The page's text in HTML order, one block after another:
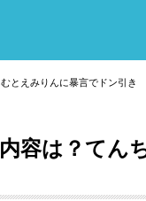
とえみりんに暴言でドン引き
容は？てん